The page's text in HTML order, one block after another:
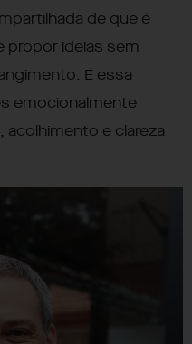
de que é
propor ideias sem
E essa
emocionalmente
acolhimento e clareza